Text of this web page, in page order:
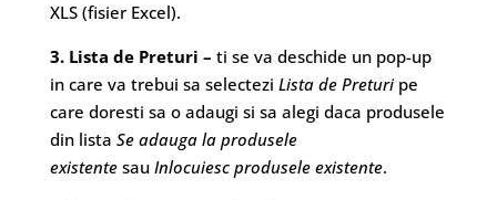
XLS (fisier Excel).
3. Lista de Preturi – ti se va deschide un pop-up
in care va trebui sa selectezi Lista de Preturi pe
care doresti sa o adaugi si sa alegi daca produsele
din lista Se adauga la produsele
existentesau Inlocuiesc produsele existente.